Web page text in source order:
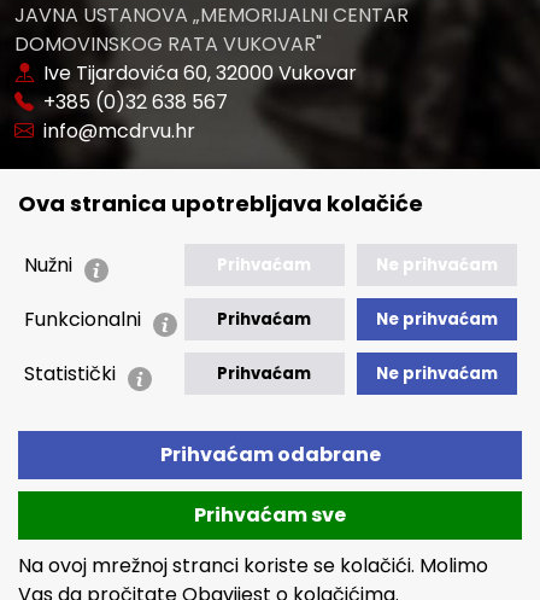
Ova stranica upotrebljava kolačiće
Nužni Prihvaćam Ne prihvaćam
Funkcionalni Prihvaćam Ne prihvaćam
Statistički Prihvaćam Ne prihvaćam
Prihvaćam odabrane
Prihvaćam sve
Na ovoj mrežnoj stranci koriste se kolačići. Molimo
JAVNA USTANOVA „MEMORIJALNI CENTAR
DOMOVINSKOG RATA VUKOVAR"
Ive Tijardovića 60, 32000 Vukovar
+385 (0)32 638 567
info@mcdrvu.hr
🢒 Natječaji
🢒 Javna nabava
🢒 Izvještaji
🢒 Izjava o pristupačnosti